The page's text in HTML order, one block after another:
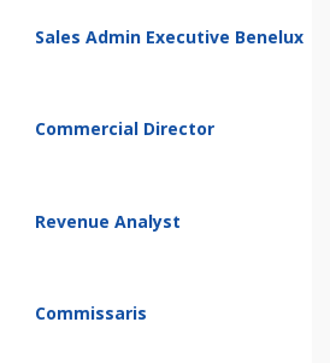
Sales Admin Executive Benelux
Commercial Director
Revenue Analyst
Commissaris